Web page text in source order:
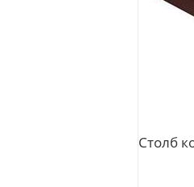
Столб